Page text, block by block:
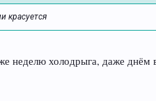
красуется
неделю холодрыга, даже